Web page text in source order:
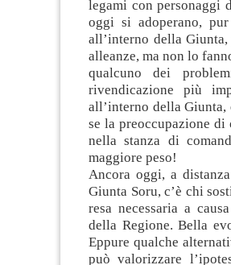
legami con personaggi
oggi si adoperano,
all’interno della
alleanze, ma non lo
qualcuno dei
rivendicazione più
all’interno della Giunta,
se la preoccupazione
nella stanza di
maggiore peso!
Ancora oggi, a
Giunta Soru, c’è chi
resa necessaria a
della Regione. Bella
Eppure qualche
può valorizzare